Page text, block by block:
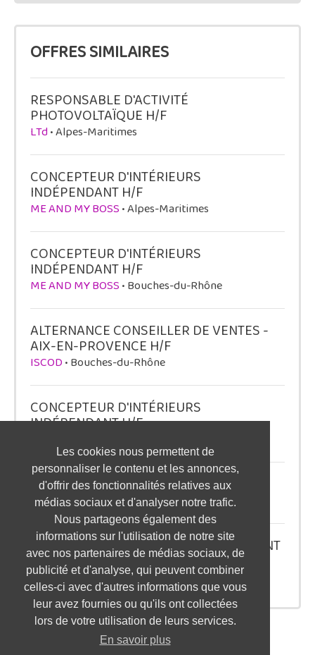
Les cookies nous permettent de
personnaliser le contenu et les annonces,
d'offrir des fonctionnalités relatives aux
médias sociaux et d'analyser notre trafic.
Nous partageons également des
informations sur l'utilisation de notre site
avec nos partenaires de médias sociaux, de
publicité et d'analyse, qui peuvent combiner
celles-ci avec d'autres informations que vous
leur avez fournies ou qu'ils ont collectées
lors de votre utilisation de leurs services.
En savoir plus
OFFRES SIMILAIRES
RESPONSABLE D'ACTIVITÉ
PHOTOVOLTAÏQUE H/F
LTd• Alpes-Maritimes
CONCEPTEUR D'INTÉRIEURS
INDÉPENDANT H/F
ME AND MY BOSS• Alpes-Maritimes
CONCEPTEUR D'INTÉRIEURS
INDÉPENDANT H/F
ME AND MY BOSS• Bouches-du-Rhône
ALTERNANCE CONSEILLER DE VENTES -
AIX-EN-PROVENCE H/F
ISCOD• Bouches-du-Rhône
CONCEPTEUR D'INTÉRIEURS
INDÉPENDANT H/F
ALTERNANCE VENDEUR - ROUEN H/F
ISCOD• Seine-Maritime
TECHNICO COMMERCIAL AMÉNAGEMENT
VL INDUSTRIELS H/F
ALTI CARRIERES• Haute-Loire